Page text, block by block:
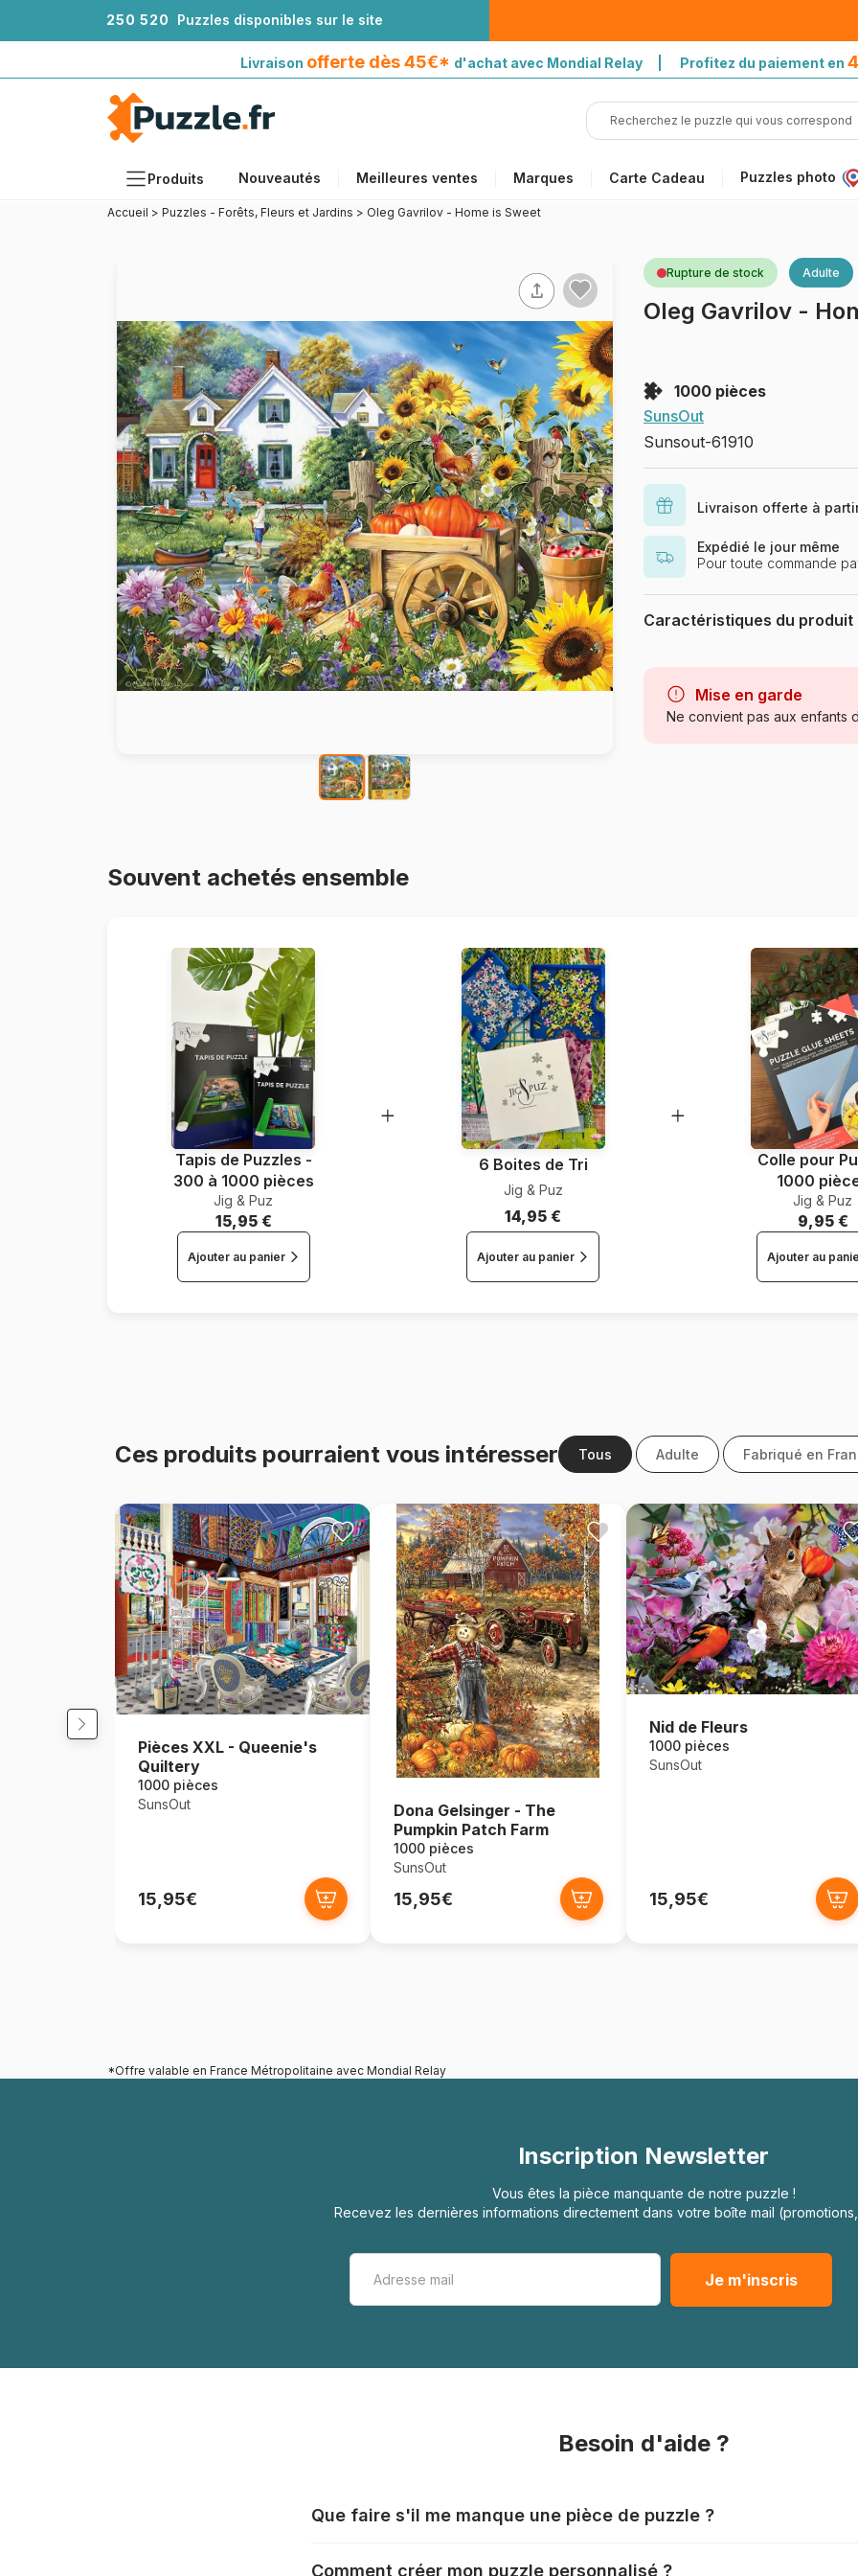
250 520 Puzzles disponibles sur le site
Livraison offerte dès 45€* d'achat avec Mondial Relay | Profitez du paiement en
Produits Nouveautés Meilleures ventes Marques Carte Cadeau Puzzles photo
Âges
Artistes
Accessoires
Puzzles en bois
Peinture au numéro
avec Mondial Relay
Accueil > Puzzles - Forêts, Fleurs et Jardins > Oleg Gavrilov - Home is Sweet
Rupture de stock Adulte
Oleg Gavrilov -
1000 pièces
SunsOut
Sunsout-61910
Livraison offerte à
Expédié le jour même
Pour toute commande
Caractéristiques du produit
Catégorie
Age
Mise en garde
Ne convient pas aux enfants
Souvent achetés ensemble
Tapis de Puzzles -
300 à 1000 pièces
Jig & Puz
15,95 €
Ajouter au panier
6 Boites de Tri
Jig & Puz
14,95 €
Ajouter au panier
Colle pour
1000
Jig & Puz
9,95 €
Ajouter au
Ces produits pourraient vous intéresser Tous Adulte Fabriqué en
Pièces XXL - Queenie's
Quiltery
1000 pièces
SunsOut
15,95€
Dona Gelsinger - The
Pumpkin Patch Farm
1000 pièces
SunsOut
15,95€
Nid de Fleurs
1000 pièces
SunsOut
15,95€
*Offre valable en France Métropolitaine avec Mondial Relay
Inscription Newsletter
Vous êtes la pièce manquante de notre puzzle !
Recevez les dernières informations directement dans votre boîte mail
Besoin d'aide ?
Que faire s'il me manque une pièce de puzzle ?
Comment créer mon puzzle personnalisé ?